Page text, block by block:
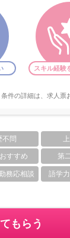
スキル経験
件の詳細は、求人票
不問
すすめ 第
務応相談 語学
もらう